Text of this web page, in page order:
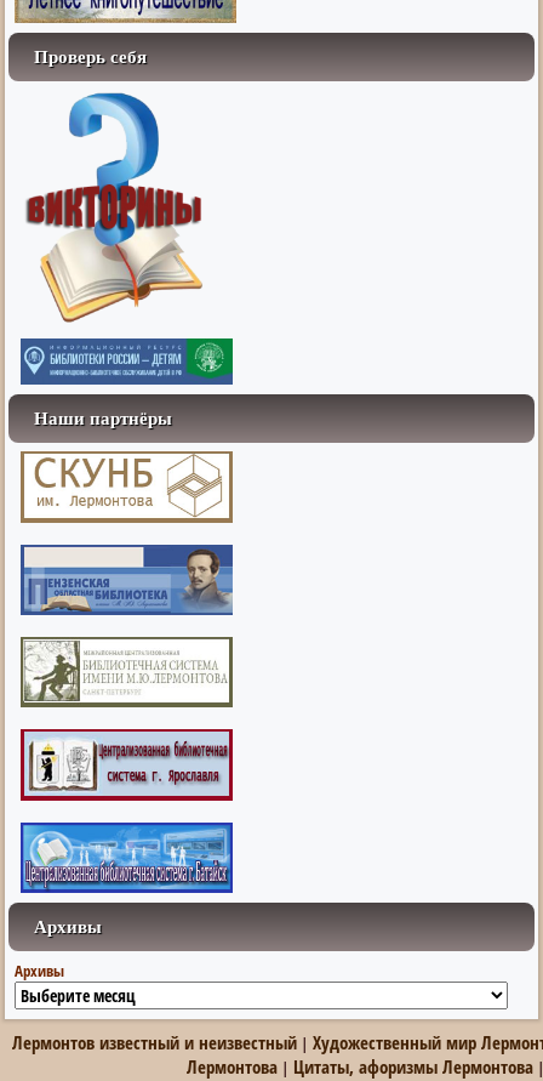
Проверь себя
Наши партнёры
Архивы
Архивы
Лермонтов известный и неизвестный |Художественный мир
Лермонтова | Цитаты, афоризмы Лермонтова